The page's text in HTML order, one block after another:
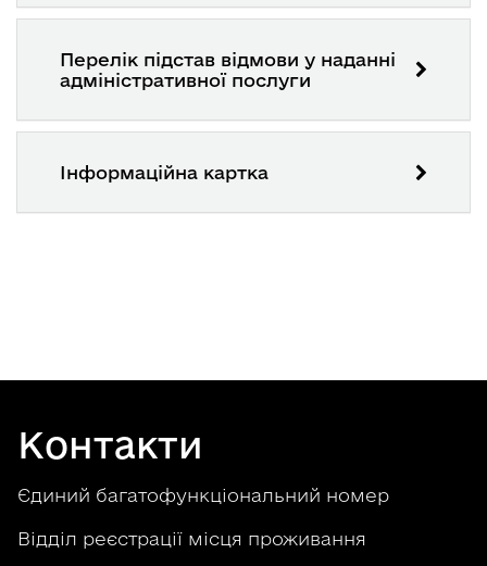
Перелік підстав відмови у наданні
адміністративної послуги
Інформаційна картка
Контакти
Єдиний багатофункціональний номер
Відділ реєстрації місця проживання